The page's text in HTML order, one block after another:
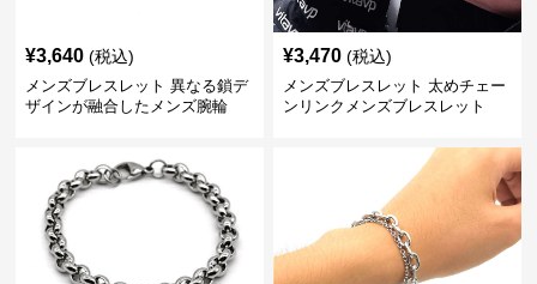
¥3,640 (税込)
メンズブレスレット 異なる鎖デ
ザインが融合したメンズ腕輪
¥3,470 (税込)
メンズブレスレット 太めチェー
ンリンクメンズブレスレット